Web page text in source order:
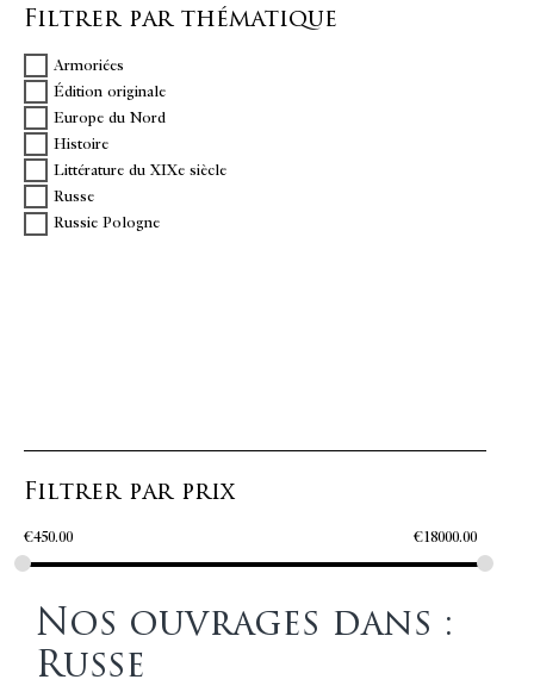
Filtrer par thématique
Armoriées
Édition originale
Europe du Nord
Histoire
Littérature du XIXe siècle
Russe
Russie Pologne
Filtrer par prix
€450.00 €18000.00
Nos ouvrages dans :
Russe